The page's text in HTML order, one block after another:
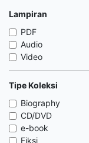
Lampiran
PDF
Audio
Video
Tipe Koleksi
Biography
CD/DVD
e-book
Fiksi